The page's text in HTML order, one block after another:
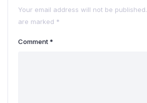
Your email address will not be published.
are marked *
Comment*